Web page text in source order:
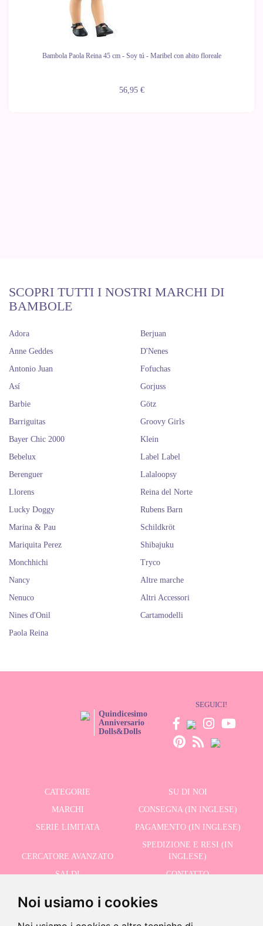
Noi usiamo i cookies
Bambola Paola Reina 45 cm - Soy tú - Maribel con abito floreale
56,95 €
SCOPRI TUTTI I NOSTRI MARCHI DI
BAMBOLE
Adora
Anne Geddes
Antonio Juan
Así
Barbie
Barriguitas
Bayer Chic 2000
Bebelux
Berenguer
Berjuan
D'Nenes
Fofuchas
Gorjuss
Götz
Groovy Girls
Klein
Label Label
Lalaloopsy
Llorens
Lucky Doggy
Marina & Pau
Mariquita Perez
Monchhichi
Nancy
Nenuco
Nines d'Onil
Paola Reina
Reina del Norte
Rubens Barn
Schildkröt
Shibajuku
Tryco
Altre marche
Altri Accessori
Cartamodelli
Quindicesimo
Anniversario
Dolls&Dolls
SEGUICI!
CATEGORIE
SU DI NOI
MARCHI
CONSEGNA (IN INGLESE)
SERIE LIMITATA
PAGAMENTO (IN INGLESE)
CERCATORE AVANZATO
SPEDIZIONE E RESI (IN
INGLESE)
SALDI
CONTATTO